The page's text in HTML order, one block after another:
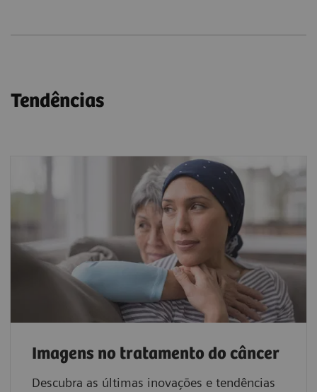
Tendências
Imagens no tratamento do câncer
Descubra as últimas inovações e tendências